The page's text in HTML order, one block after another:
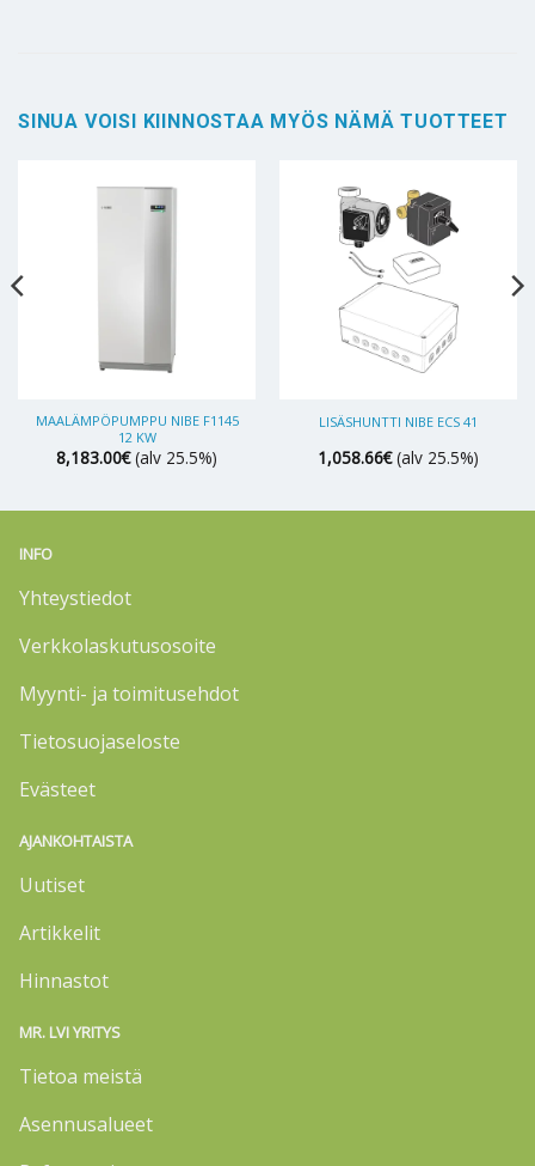
SINUA VOISI KIINNOSTAA MYÖS NÄMÄ TUOTTEET
MAALÄMPÖPUMPPU NIBE F1145
12 KW
8,183.00€ (alv 25.5%)
LISÄSHUNTTI NIBE ECS 41
1,058.66€ (alv 25.5%)
INFO
Yhteystiedot
Verkkolaskutusosoite
Myynti- ja toimitusehdot
Tietosuojaseloste
Evästeet
AJANKOHTAISTA
Uutiset
Artikkelit
Hinnastot
MR. LVI YRITYS
Tietoa meistä
Asennusalueet